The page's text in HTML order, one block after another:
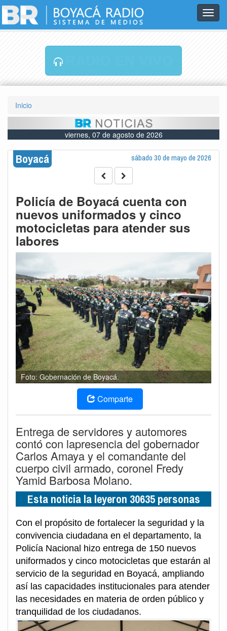
Inicio
viernes, 07 de agosto de 2026
Boyacá sábado 30 de mayo de 2026
Policía de Boyacá cuenta con
nuevos uniformados y cinco
motocicletas para atender sus
labores
Foto: Gobernación de Boyacá.
Comparte
Entrega de servidores y automores
contó con lapresencia del gobernador
Carlos Amaya y el comandante del
cuerpo civil armado, coronel Fredy
Yamid Barbosa Molano.
Esta noticia la leyeron 30635 personas
Con el propósito de fortalecer la seguridad y la
convivencia ciudadana en el departamento, la
Policía Nacional hizo entrega de 150 nuevos
uniformados y cinco motocicletas que estarán al
servicio de la seguridad en Boyacá, ampliando
así las capacidades institucionales para atender
las necesidades en materia de orden público y
tranquilidad de los ciudadanos.